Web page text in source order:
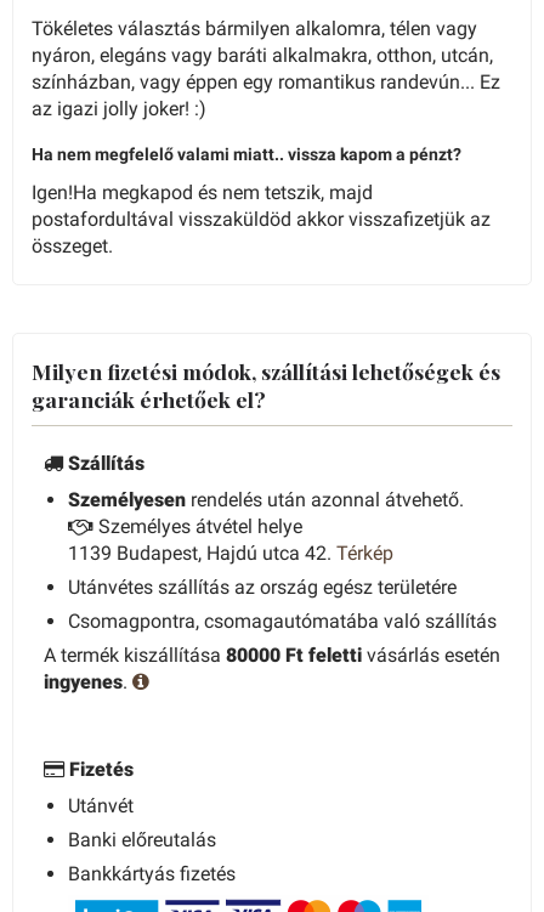
Tökéletes választás bármilyen alkalomra, télen vagy
nyáron, elegáns vagy baráti alkalmakra, otthon, utcán,
színházban, vagy éppen egy romantikus randevún... Ez
az igazi jolly joker! :)
Ha nem megfelelő valami miatt.. vissza kapom a pénzt?
Igen!Ha megkapod és nem tetszik, majd
postafordultával visszaküldöd akkor visszafizetjük az
összeget.
Milyen fizetési módok, szállítási lehetőségek és
garanciák érhetőek el?
Szállítás
Személyesen rendelés után azonnal átvehető.
Személyes átvétel helye
1139 Budapest, Hajdú utca 42. Térkép
Utánvétes szállítás az ország egész területére
Csomagpontra, csomagautómatába való szállítás
A termék kiszállítása 80000 Ft feletti vásárlás esetén
ingyenes.
Fizetés
Utánvét
Banki előreutalás
Bankkártyás fizetés